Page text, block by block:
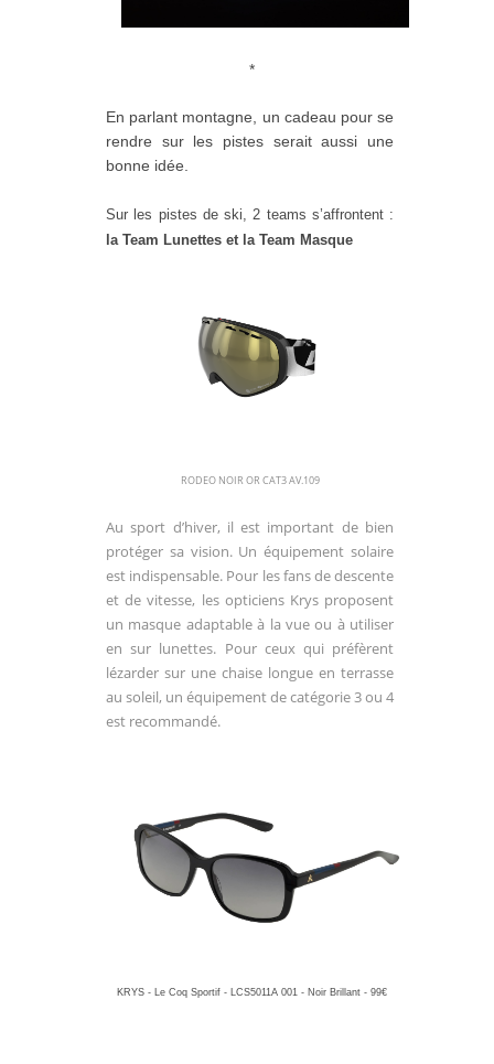
*
En parlant montagne, un cadeau pour se
rendre sur les pistes serait aussi une
bonne idée.
Sur les pistes de ski, 2 teams s’affrontent :
la Team Lunettes et la Team Masque
RODEO NOIR OR CAT3 AV.109
Au sport d’hiver, il est important de bien
protéger sa vision. Un équipement solaire
est indispensable. Pour les fans de descente
et de vitesse, les opticiens Krys proposent
un masque adaptable à la vue ou à utiliser
en sur lunettes. Pour ceux qui préfèrent
lézarder sur une chaise longue en terrasse
au soleil, un équipement de catégorie 3 ou 4
est recommandé.
KRYS - Le Coq Sportif - LCS5011A 001 - Noir Brillant - 99€